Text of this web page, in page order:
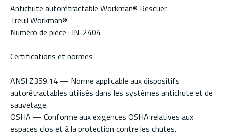
Antichute autorétractable Workman® Rescuer
Treuil Workman®
Numéro de pièce : IN-2404
Certifications et normes
ANSI Z359.14 — Norme applicable aux dispositifs
autorétractables utilisés dans les systèmes antichute et de
sauvetage.
OSHA — Conforme aux exigences OSHA relatives aux
espaces clos et à la protection contre les chutes.